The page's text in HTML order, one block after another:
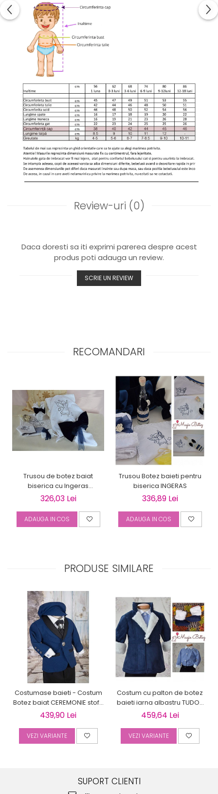
Review-uri (0)
Daca doresti sa iti exprimi parerea despre acest
produs poti adauga un review.
SCRIE UN REVIEW
RECOMANDARI
Trusou de botez baiat
biserica cu Ingeras
bleumarin BLUE ANGEL
326,03 Lei
ADAUGA IN COS
Trusou Botez baieti pentru
biserica INGERAS
336,89 Lei
ADAUGA IN COS
PRODUSE SIMILARE
Costumase baieti - Costum
Botez baiat CEREMONIE stofa
albastra, 6 piese
439,90 Lei
VEZI VARIANTE
Costum cu palton de botez
baieti iarna albastru TUDOR
cu cojocel 4 piese
459,64 Lei
VEZI VARIANTE
SUPORT CLIENTI